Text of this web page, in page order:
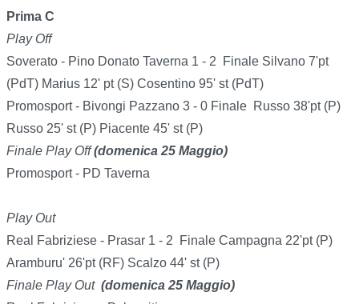
Prima C
Play Off
Soverato - Pino Donato Taverna 1 - 2 Finale Silvano 7'pt
(PdT) Marius 12' pt (S) Cosentino 95' st (PdT)
Promosport - Bivongi Pazzano 3 - 0 Finale Russo 38'pt (P)
Russo 25' st (P) Piacente 45' st (P)
Finale Play Off(domenica 25 Maggio)
Promosport - PD Taverna
Play Out
Real Fabriziese - Prasar 1 - 2 Finale Campagna 22'pt (P)
Aramburu' 26'pt (RF) Scalzo 44' st (P)
Finale Play Out (domenica 25 Maggio)